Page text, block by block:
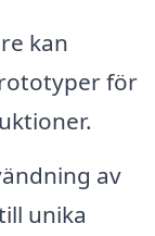
kan
för
av
unika